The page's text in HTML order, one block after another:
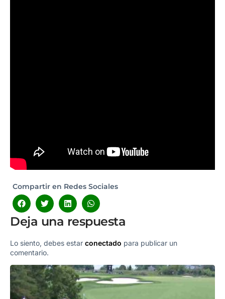
Compartir en Redes Sociales
Deja una respuesta
Lo siento, debes estar conectado para publicar un
comentario.